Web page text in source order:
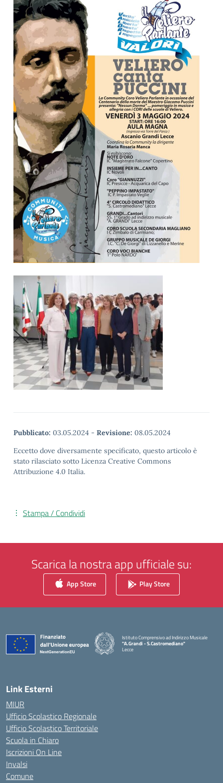
Pubblicato: 03.05.2024 - Revisione: 08.05.2024
Eccetto dove diversamente specificato, questo articolo è
stato rilasciato sotto Licenza Creative Commons
Attribuzione 4.0 Italia.
Stampa / Condividi
Scarica la nostra app ufficiale su:
App Store Play Store
Istituto Comprensivo ad Indirizzo Musicale
"A.Grandi - S.Castromediano"
Lecce
Link Esterni
MIUR
Ufficio Scolastico Regionale
Ufficio Scolastico Territoriale
Scuola in Chiaro
Iscrizioni On Line
Invalsi
Comune